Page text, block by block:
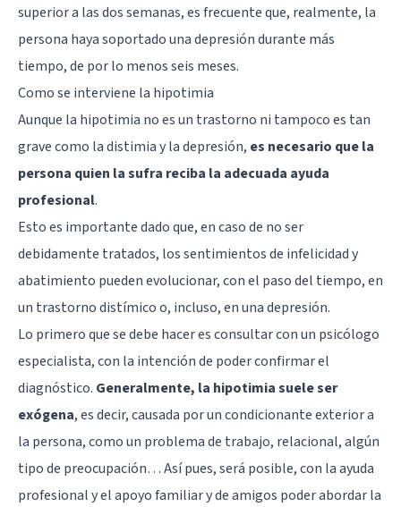
superior a las dos semanas, es frecuente que, realmente, la
persona haya soportado una depresión durante más
tiempo, de por lo menos seis meses.
Como se interviene la hipotimia
Aunque la hipotimia no es un trastorno ni tampoco es tan
grave como la distimia y la depresión, es necesario que la
persona quien la sufra reciba la adecuada ayuda
profesional.
Esto es importante dado que, en caso de no ser
debidamente tratados, los sentimientos de infelicidad y
abatimiento pueden evolucionar, con el paso del tiempo, en
un trastorno distímico o, incluso, en una depresión.
Lo primero que se debe hacer es consultar con un psicólogo
especialista, con la intención de poder confirmar el
diagnóstico. Generalmente, la hipotimia suele ser
exógena, es decir, causada por un condicionante exterior a
la persona, como un problema de trabajo, relacional, algún
tipo de preocupación… Así pues, será posible, con la ayuda
profesional y el apoyo familiar y de amigos poder abordar la